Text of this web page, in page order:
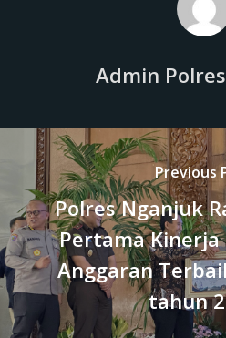
Admin
Previous
Polres Nganjuk
Pertama Kinerja
Anggaran
tahun